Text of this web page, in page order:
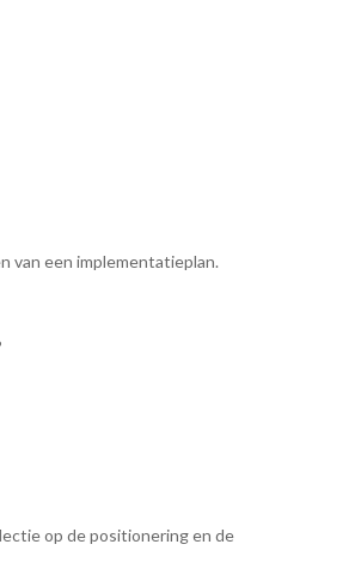
van een implementatieplan.
op de positionering en de